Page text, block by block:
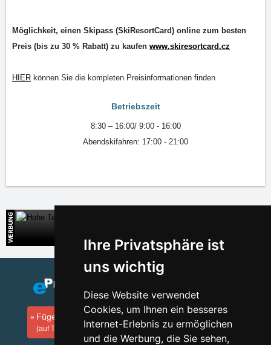
Ihre Privatsphäre ist
uns wichtig
Diese Website verwendet
Cookies, um Ihnen ein besseres
Internet-Erlebnis zu ermöglichen
und die Werbung, die Sie sehen,
Möglichkeit, einen Skipass (SkiResortCard) online zum besten
Preis (bis zu 30 % Rabatt) zu kaufen www.skiresortcard.cz
HIER können Sie die kompleten Preisinformationen finden
Betriebszeit
8:30 – 16:00/ 9:00 - 16:00
Abendskifahren: 17:00 - 21:00
Fügen Sie Ihre Unterkunft hinzu
(auf Tschechisch)